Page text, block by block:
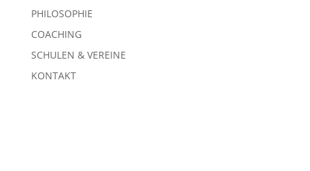
PHILOSOPHIE
COACHING
SCHULEN & VEREINE
KONTAKT